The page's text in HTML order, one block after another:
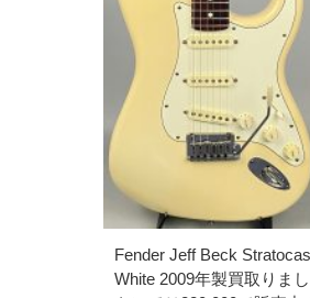
Fender Jeff Beck
White 2009年製買取りま